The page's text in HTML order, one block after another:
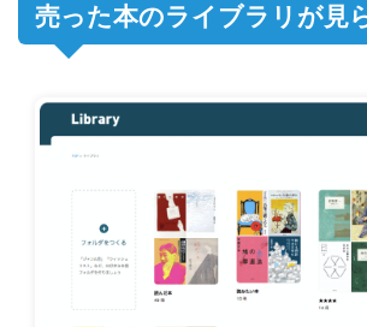
売った本のライブラリが見